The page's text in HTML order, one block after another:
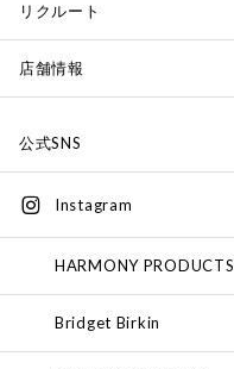
リクルート
店舗情報
公式SNS
Instagram
HARMONY PRODUCTS
Bridget Birkin